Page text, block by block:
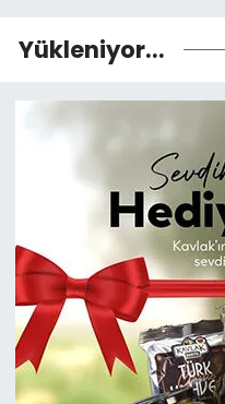
Yükleniyor...